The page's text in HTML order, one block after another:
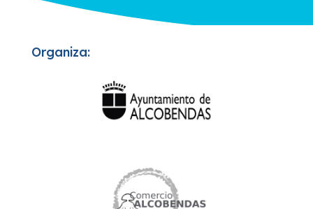
Organiza: